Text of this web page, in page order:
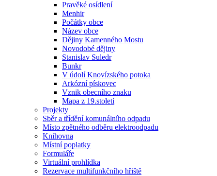
Pravěké osídlení
Menhir
Počátky obce
Název obce
Dějiny Kamenného Mostu
Novodobé dějiny
Stanislav Suledr
Bunkr
V údolí Knovízského potoka
Arkózní pískovec
Vznik obecního znaku
Mapa z 19.století
Projekty
Sběr a třídění komunálního odpadu
Místo zpětného odběru elektroodpadu
Knihovna
Místní poplatky
Formuláře
Virtuální prohlídka
Rezervace multifunkčního hřiště